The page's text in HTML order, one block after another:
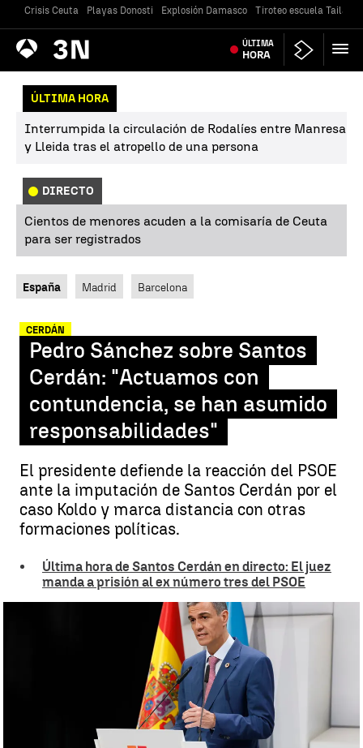
Crisis Ceuta Playas Donosti Explosión Damasco Tiroteo escuela
Antena
3 Noticias ÚLTIMA
HORA
ÚLTIMA HORA
Interrumpida la circulación de Rodalíes entre Manresa
y Lleida tras el atropello de una persona
DIRECTO
Cientos de menores acuden a la comisaría de Ceuta
para ser registrados
España Madrid Barcelona
CERDÁN
Pedro Sánchez sobre Santos
Cerdán: "Actuamos con
contundencia, se han asumido
responsabilidades"
El presidente defiende la reacción del PSOE
ante la imputación de Santos Cerdán por el
caso Koldo y marca distancia con otras
formaciones políticas.
Última hora de Santos Cerdán en directo: El juez
manda a prisión al ex número tres del PSOE
Pedro Sánchez sobre Santos Cerdán: "Actuamos con contundencia,
se han asumido responsabilidades" |
Ángel Granero